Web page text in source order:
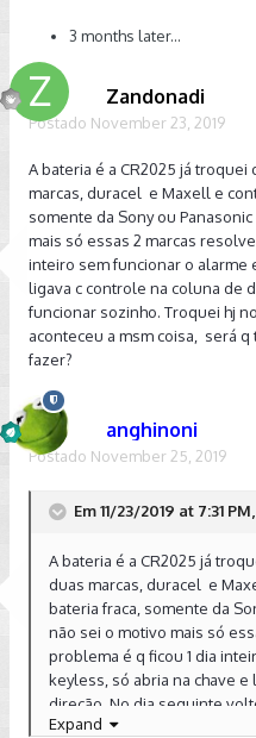
3 months later...
Zandonadi
Postado November 23, 2019
A bateria é a CR2025 já
marcas, duracel e Maxell e
somente da Sony ou
mais só essas 2 marcas
inteiro sem funcionar o alarme
ligava c controle na coluna de
funcionar sozinho. Troquei hj
aconteceu a msm coisa, será
fazer?
anghinoni
Postado November 25, 2019
Em 11/23/2019 at 7:31
A bateria é a CR2025 já
duas marcas, duracel e
bateria fraca, somente da
não sei o motivo mais só
problema é q ficou 1 dia
keyless, só abria na chave
direção. No dia seguinte
hj novamente depois de 1
Expand